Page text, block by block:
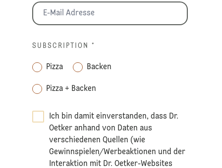
SUBSCRIPTION *
Pizza Backen
Pizza + Backen
Ich bin damit einverstanden, dass Dr.
Oetker anhand von Daten aus
verschiedenen Quellen (wie
Gewinnspielen/Werbeaktionen und der
Interaktion mit Dr. Oetker-Websites